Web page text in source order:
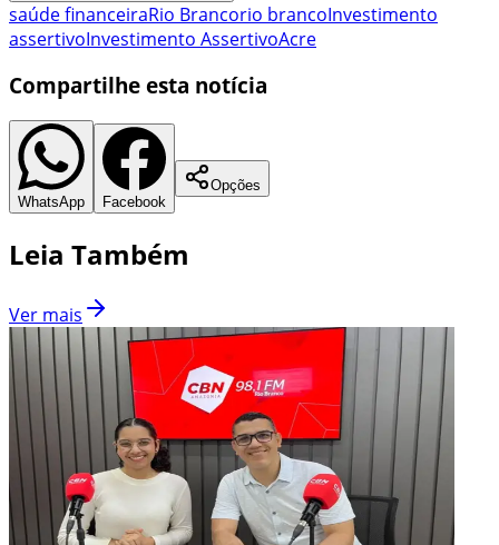
saúde financeiraRio Brancorio brancoInvestimento
assertivoInvestimento AssertivoAcre
Compartilhe esta notícia
WhatsApp Facebook
Opções
Leia Também
Ver mais